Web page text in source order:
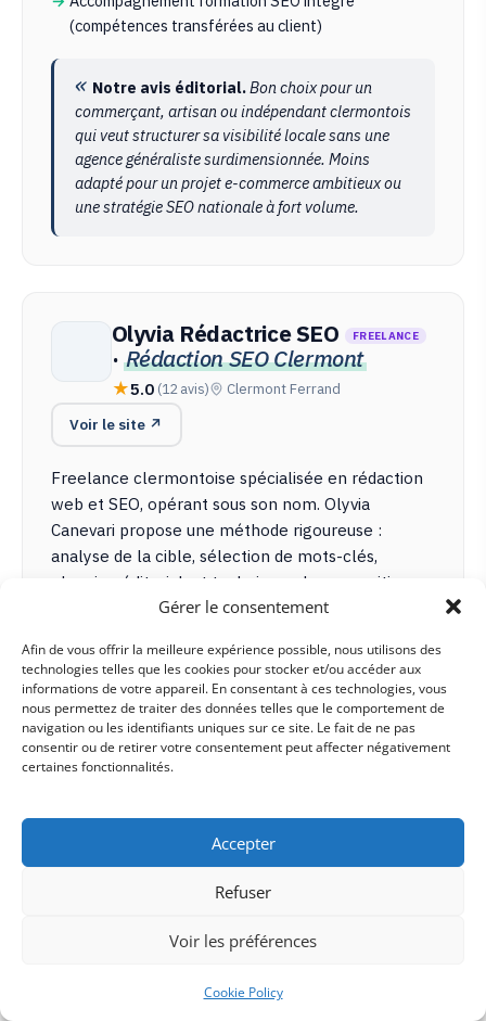
Gérer le consentement
Afin de vous offrir la meilleure expérience possible, nous utilisons des
technologies telles que les cookies pour stocker et/ou accéder aux
informations de votre appareil. En consentant à ces technologies, vous
nous permettez de traiter des données telles que le comportement de
navigation ou les identifiants uniques sur ce site. Le fait de ne pas
consentir ou de retirer votre consentement peut affecter négativement
certaines fonctionnalités.
Accepter
Refuser
Voir les préférences
Cookie Policy
(compétences transférées au client)
Notre avis éditorial.Bon choix pour un
commerçant, artisan ou indépendant clermontois
qui veut structurer sa visibilité locale sans une
agence généraliste surdimensionnée. Moins
adapté pour un projet e-commerce ambitieux ou
une stratégie SEO nationale à fort volume.
Olyvia Rédactrice SEO FREELANCE
· Rédaction SEO Clermont
5.0 (12 avis) Clermont Ferrand
Voir le site ↗
Freelance clermontoise spécialisée en rédaction
web et SEO, opérant sous son nom. Olyvia
Canevari propose une méthode rigoureuse :
analyse de la cible, sélection de mots-clés,
planning éditorial, et techniques de copywriting
(pyramide inversée, 5W, cocon sémantique) pour
positionnement est centré sur la qualité
rédactionnelle au service de la visibilité organique.
EXPERTISES PRINCIPALES
Rédaction SEO blogs, pages web & e-commerce
Copywriting & optimisation mots-clés
Cocon sémantique & structure de contenu
Approche individualisée : écoute et compréhension
Maîtrise techniques SEO on-page (schema Person,